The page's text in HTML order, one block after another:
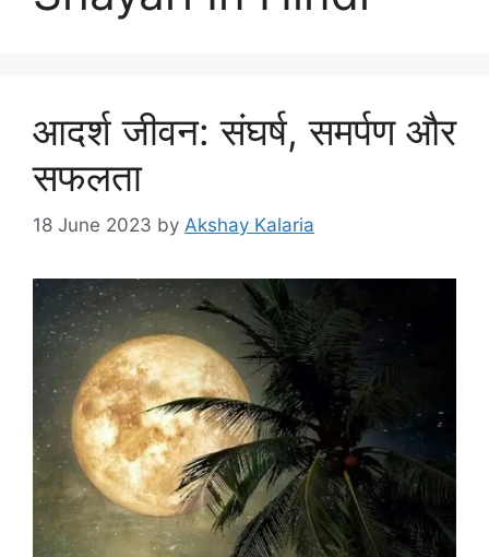
आदर्श जीवन: संघर्ष, समर्पण और
सफलता
18 June 2023 by Akshay Kalaria